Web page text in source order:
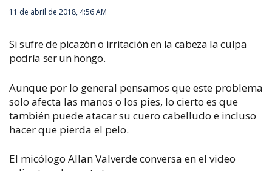
11 de abril de 2018, 4:56 AM
Si sufre de picazón o irritación en la cabeza la culpa
podría ser un hongo.
Aunque por lo general pensamos que este problema
solo afecta las manos o los pies, lo cierto es que
también puede atacar su cuero cabelludo e incluso
hacer que pierda el pelo.
El micólogo Allan Valverde conversa en el video